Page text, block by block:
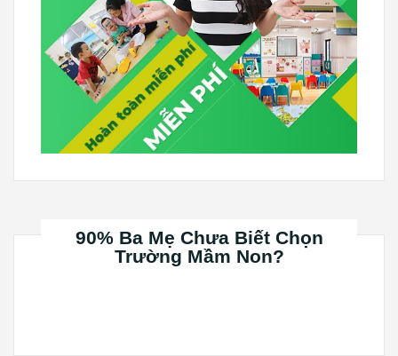
90% Ba Mẹ Chưa Biết Chọn
Trường Mầm Non?